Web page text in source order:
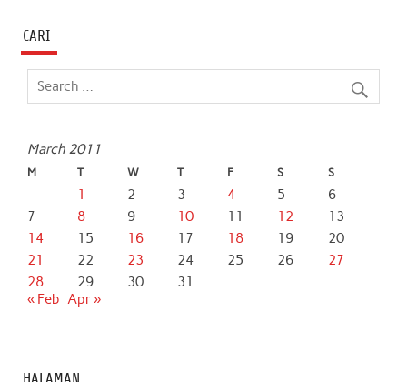
o
o
e
A
d
CARI
March 2011
M T W T F S S
1 2 3 4 5
6
7
8 9 10 11 12
13
14
15 16 17 18 19
20
21
22 23 24 25 26
27
28
29 30
31
« Feb Apr »